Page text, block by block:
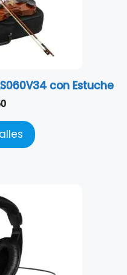
con Estuche